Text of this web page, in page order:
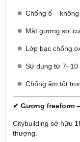
Chống ố –
Mặt gương soi
Lớp bạc chống
Sử dụng từ 7–10
Chống ẩm tốt
✔ Gương freeform
Citybuilding sở hữu
thượng.